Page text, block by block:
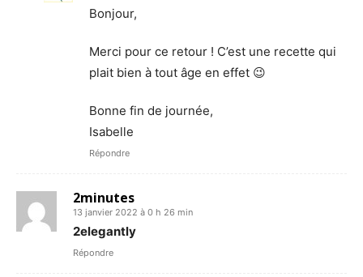
Bonjour,
Merci pour ce retour ! C’est une recette qui
plait bien à tout âge en effet 😉
Bonne fin de journée,
Isabelle
Répondre
2minutes
13 janvier 2022 à 0 h 26 min
2elegantly
Répondre